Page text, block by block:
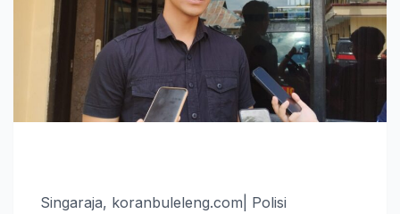
Singaraja, koranbuleleng.com| Polisi